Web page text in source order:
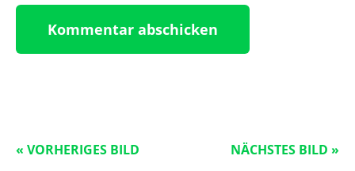
« VORHERIGES BILD NÄCHSTES BILD »